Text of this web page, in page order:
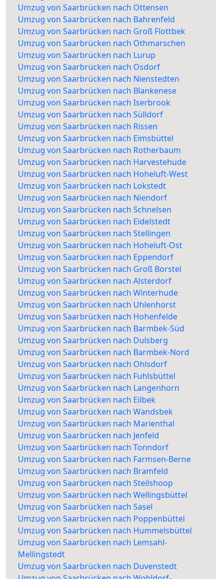
Umzug von Saarbrücken nach Ottensen
Umzug von Saarbrücken nach Bahrenfeld
Umzug von Saarbrücken nach Groß Flottbek
Umzug von Saarbrücken nach Othmarschen
Umzug von Saarbrücken nach Lurup
Umzug von Saarbrücken nach Osdorf
Umzug von Saarbrücken nach Nienstedten
Umzug von Saarbrücken nach Blankenese
Umzug von Saarbrücken nach Iserbrook
Umzug von Saarbrücken nach Sülldorf
Umzug von Saarbrücken nach Rissen
Umzug von Saarbrücken nach Eimsbüttel
Umzug von Saarbrücken nach Rotherbaum
Umzug von Saarbrücken nach Harvestehude
Umzug von Saarbrücken nach Hoheluft-West
Umzug von Saarbrücken nach Lokstedt
Umzug von Saarbrücken nach Niendorf
Umzug von Saarbrücken nach Schnelsen
Umzug von Saarbrücken nach Eidelstedt
Umzug von Saarbrücken nach Stellingen
Umzug von Saarbrücken nach Hoheluft-Ost
Umzug von Saarbrücken nach Eppendorf
Umzug von Saarbrücken nach Groß Borstel
Umzug von Saarbrücken nach Alsterdorf
Umzug von Saarbrücken nach Winterhude
Umzug von Saarbrücken nach Uhlenhorst
Umzug von Saarbrücken nach Hohenfelde
Umzug von Saarbrücken nach Barmbek-Süd
Umzug von Saarbrücken nach Dulsberg
Umzug von Saarbrücken nach Barmbek-Nord
Umzug von Saarbrücken nach Ohlsdorf
Umzug von Saarbrücken nach Fuhlsbüttel
Umzug von Saarbrücken nach Langenhorn
Umzug von Saarbrücken nach Eilbek
Umzug von Saarbrücken nach Wandsbek
Umzug von Saarbrücken nach Marienthal
Umzug von Saarbrücken nach Jenfeld
Umzug von Saarbrücken nach Tonndorf
Umzug von Saarbrücken nach Farmsen-Berne
Umzug von Saarbrücken nach Bramfeld
Umzug von Saarbrücken nach Steilshoop
Umzug von Saarbrücken nach Wellingsbüttel
Umzug von Saarbrücken nach Sasel
Umzug von Saarbrücken nach Poppenbüttel
Umzug von Saarbrücken nach Hummelsbüttel
Umzug von Saarbrücken nach Lemsahl-
Mellingstedt
Umzug von Saarbrücken nach Duvenstedt